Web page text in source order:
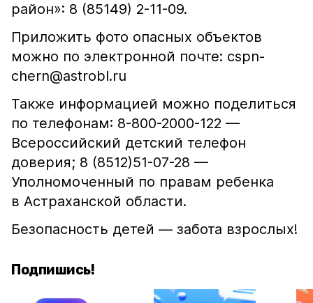
район»: 8 (85149) 2-11-09.
Приложить фото опасных объектов
можно по электронной почте: cspn-
chern@astrobl.ru
Также информацией можно поделиться
по телефонам: 8-800-2000-122 —
Всероссийский детский телефон
доверия; 8 (8512)51-07-28 —
Уполномоченный по правам ребенка
в Астраханской области.
Безопасность детей — забота взрослых!
Подпишись!